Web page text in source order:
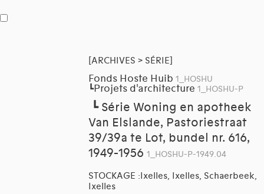
[ARCHIVES > SÉRIE]
Fonds Hoste Huib 1_HOSHU
┗Projets d'architecture 1_HOSHU-P
┗ Série Woning en apotheek
Van Elslande, Pastoriestraat
39/39a te Lot, bundel nr. 616,
1949-1956 1_HOSHU-P-1949.04
STOCKAGE :Ixelles, Ixelles, Schaerbeek,
Ixelles